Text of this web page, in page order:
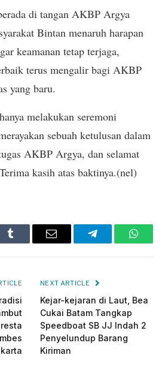
di tangan AKBP Argya
Bintan menaruh harapan
keamanan tetap terjaga,
terus mengalir bagi AKBP
yang baru.
melakukan seremoni
sebuah ketulusan dalam
AKBP Argya, dan selamat
kasih atas baktinya.(nel)
Tumblr Email Telegram
NEXT ARTICLE
Kejar-kejaran di Laut, Bea
Cukai Batam Tangkap
Speedboat SB JJ Indah 2
Penyelundup Barang
Kiriman